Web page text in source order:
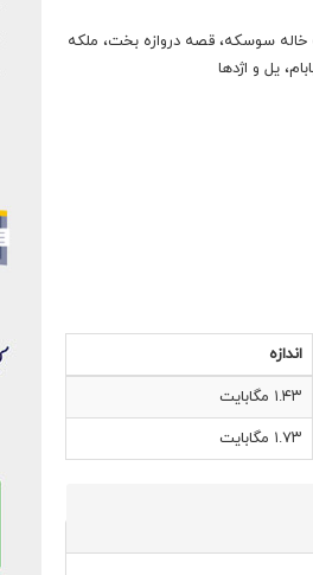
سوسکه، قصه دروازه بخت، ملکه
یل و اژدها
اندازه
۱.۴۳ مگابایت
۱.۷۳ مگابایت